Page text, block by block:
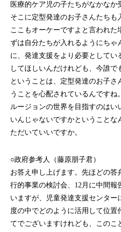
医療的ケア児の子たちがなかなか
そこに定型発達のお子さんたち
ここもオーケーですよと言われた
ずは自分たちが入れるようにちゃ
に、発達支援をより必要としてい
してほしいんだけれども、今誰
ということは、定型発達のお子
うことを心配されているんですね
ルージョンの世界を目指すのはい
いんじゃないですかということ
ただいていいですか。
○政府参考人（藤原朋子君）
お答え申し上げます。先ほどの
行的事業の検討会、12月に中間
いますが、児童発達支援センター
度の中でどのように活用して位
てでございますけれども、このこ